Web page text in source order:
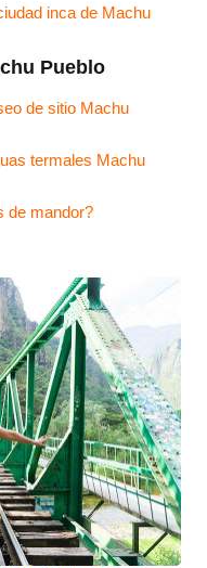
inca de Machu
Pueblo
de sitio Machu
termales Machu
de mandor?